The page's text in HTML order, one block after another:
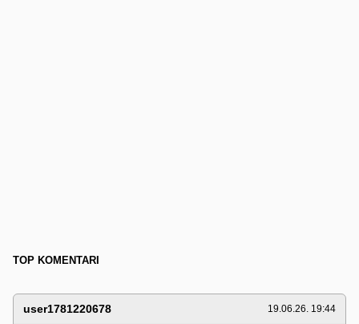
TOP KOMENTARI
user1781220678 19.06.26. 19:44